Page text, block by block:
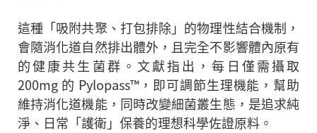
這種「吸附共聚、打包排除」的物理性結合機制，
會隨消化道自然排出體外，且完全不影響體內原有
的健康共生菌群。文獻指出，每日僅需攝取
200mg 的 Pylopass™，即可調節生理機能，幫助
維持消化道機能，同時改變細菌叢生態，是追求純
淨、日常「護衛」保養的理想科學佐證原料。